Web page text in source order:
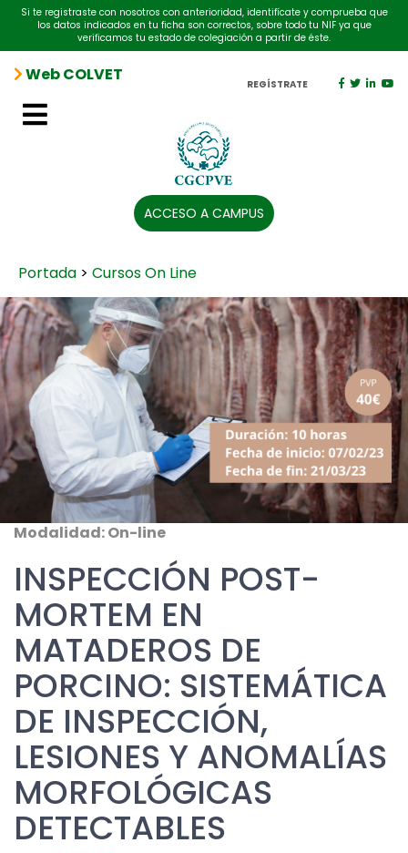
Si te registraste con nosotros con anterioridad, identifícate y comprueba que
los datos indicados en tu ficha son correctos, sobre todo tu NIF ya que
verificamos tu estado de colegiación a partir de éste.
Web COLVET REGÍSTRATE
ACCESO A CAMPUS
Portada > Cursos On Line
Modalidad: On-line
INSPECCIÓN POST-
MORTEM EN
MATADEROS DE
PORCINO: SISTEMÁTICA
DE INSPECCIÓN,
LESIONES Y ANOMALÍAS
MORFOLÓGICAS
DETECTABLES